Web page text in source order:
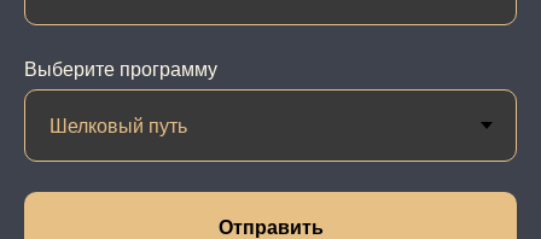
Выберите программу
Отправить